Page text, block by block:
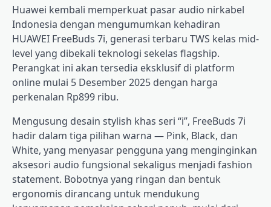
Huawei kembali memperkuat pasar audio nirkabel
Indonesia dengan mengumumkan kehadiran
HUAWEI FreeBuds 7i, generasi terbaru TWS kelas mid-
level yang dibekali teknologi sekelas flagship.
Perangkat ini akan tersedia eksklusif di platform
online mulai 5 Desember 2025 dengan harga
perkenalan Rp899 ribu.
Mengusung desain stylish khas seri “i”, FreeBuds 7i
hadir dalam tiga pilihan warna — Pink, Black, dan
White, yang menyasar pengguna yang menginginkan
aksesori audio fungsional sekaligus menjadi fashion
statement. Bobotnya yang ringan dan bentuk
ergonomis dirancang untuk mendukung